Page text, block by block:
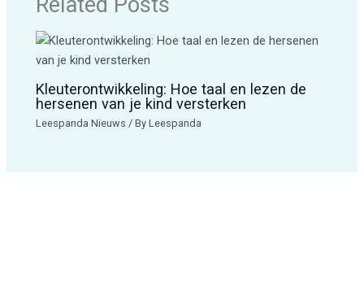
Kleuterontwikkeling: Hoe taal en lezen de
hersenen van je kind versterken
Leespanda Nieuws / ByLeespanda